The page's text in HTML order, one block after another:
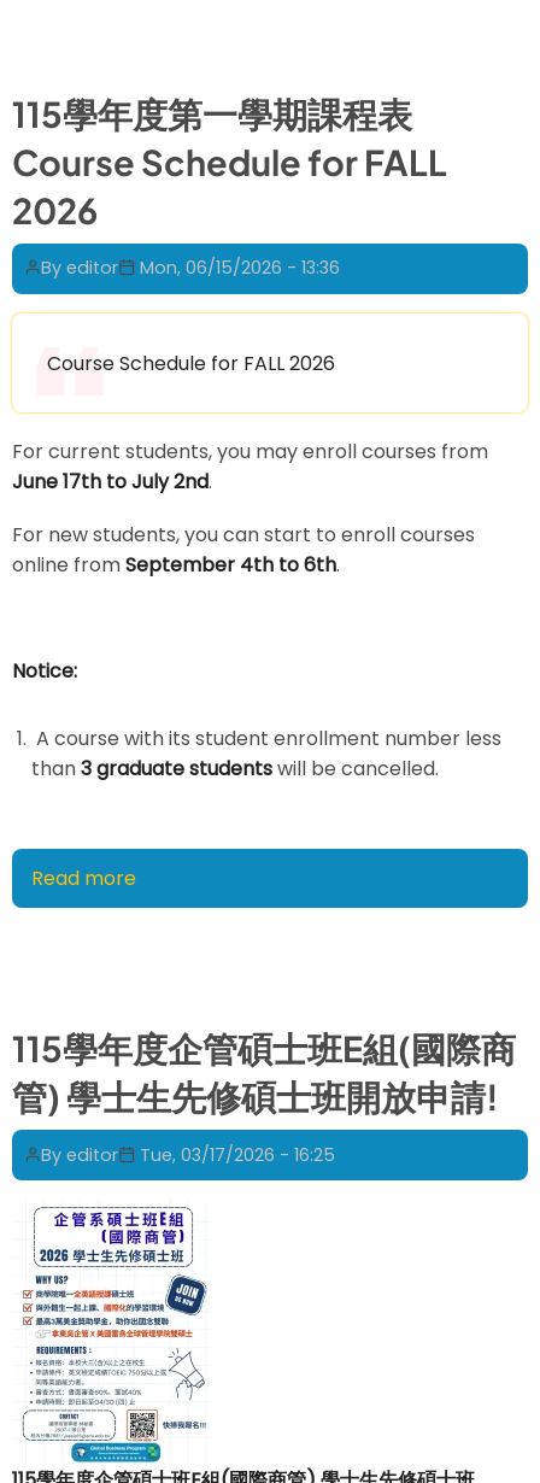
碩
士
班
新
入
學
及
課
2026-
27
Information
115學年度第一學期課程表
Course Schedule for FALL
2026
By editor Mon, 06/15/2026 - 13:36
Course Schedule for FALL 2026
For current students, you may enroll courses from
June 17th to July 2nd.
For new students, you can start to enroll courses
online fromSeptember 4th to 6th.
Notice:
A course with its student enrollment number less
than3 graduate studentswill be cancelled.
Read more
115
第
一
學
期
課
程
表
Course
Schedule
for
FALL
2026
115學年度企管碩士班E組(國際商
管) 學士生先修碩士班開放申請!
By editor Tue, 03/17/2026 - 16:25